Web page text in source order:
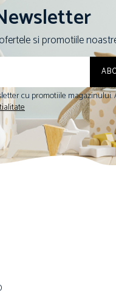
si promotiile
cu promotiile